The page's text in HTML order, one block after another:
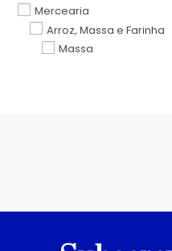
Mercearia
Arroz, Massa e Farinha
Massa